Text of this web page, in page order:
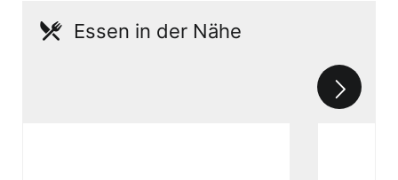
Essen in der Nähe